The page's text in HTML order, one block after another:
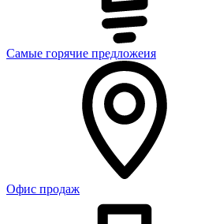
Самые горячие предложеия
Офис продаж